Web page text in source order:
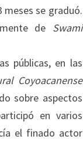
meses se graduó.
de Swami
públicas, en las
Coyoacanense
sobre aspectos
en varios
el finado actor